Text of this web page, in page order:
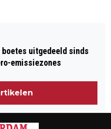
FERGUSON GAAT
BLIJF
boetes uitgedeeld sinds
emissiezones